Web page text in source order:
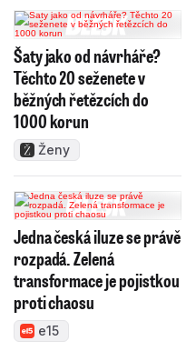
Šaty jako od návrháře?
Těchto 20 seženete v
běžných řetězcích do
1000 korun
Ženy
Jedna česká iluze se právě
rozpadá. Zelená
transformace je pojistkou
proti chaosu
e15